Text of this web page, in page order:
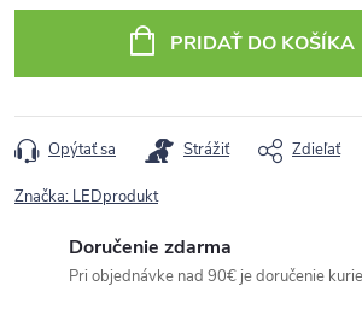
cena:
PRIDAŤ DO KOŠÍKA
Opýtať sa Strážiť Zdieľať
Značka: LEDprodukt
Doručenie zdarma
Pri objednávke nad 90€ je doručenie